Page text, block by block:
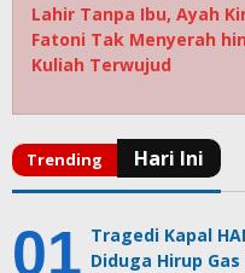
Lahir Tanpa Ibu, Ayah
Fatoni Tak Menyerah
Kuliah Terwujud
Tragedi Kapal
Diduga Hirup